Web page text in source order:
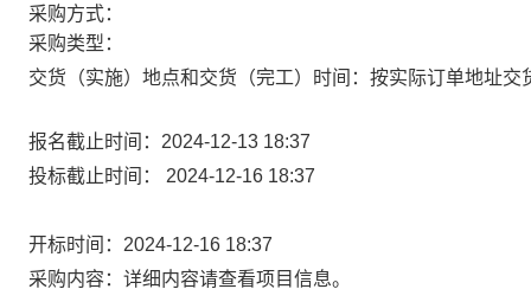
采购方式：
采购类型：
交货（实施）地点和交货（完工）时间：按实际订单地址交
报名截止时间： 2024-12-13 18:37
投标截止时间：
2024-12-16 18:37
开标时间： 2024-12-16 18:37
采购内容： 详细内容请查看项目信息。